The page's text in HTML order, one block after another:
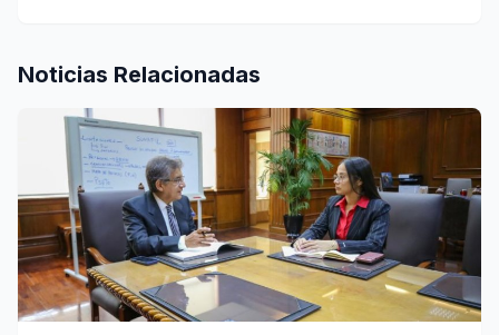
Noticias Relacionadas